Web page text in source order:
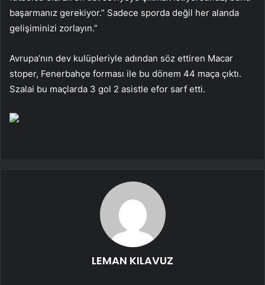
başarmanız gerekiyor.” Sadece sporda değil her alanda
gelişiminizi zorlayın.”
Avrupa’nın dev kulüpleriyle adından söz ettiren Macar
stoper, Fenerbahçe forması ile bu dönem 44 maça çıktı.
Szalai bu maçlarda 3 gol 2 asistle efor sarf etti.
LEMAN KILAVUZ